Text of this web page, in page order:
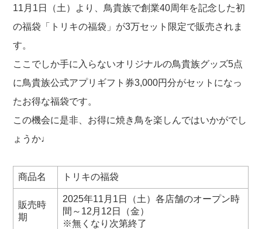
11月1日（土）より、鳥貴族で創業40周年を記念した初
の福袋「トリキの福袋」が3万セット限定で販売されま
す。
ここでしか手に入らないオリジナルの鳥貴族グッズ5点
に鳥貴族公式アプリギフト券3,000円分がセットになっ
たお得な福袋です。
この機会に是非、お得に焼き鳥を楽しんではいかがでし
ょうか♩
商品名 トリキの福袋
販売時
期
2025年11月1日（土）各店舗のオープン時
間～12月12日（金）
※無くなり次第終了